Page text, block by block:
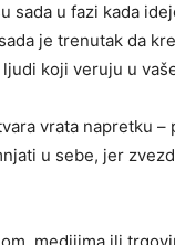
sada u fazi kada
je trenutak da
koji veruju u
vrata napretku –
u sebe, jer